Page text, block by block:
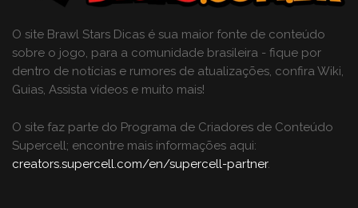
O site Brawl Stars Dicas é sua maior fonte de conteúdo
sobre o jogo, para a comunidade brasileira - fique por
dentro de notícias e rumores de atualizações, confira Wiki,
Guias, Assista vídeos e muito mais!
O site faz parte do Programa de Criadores de Conteúdo
Supercell; encontre mais informações aqui:
creators.supercell.com/en/supercell-partner.